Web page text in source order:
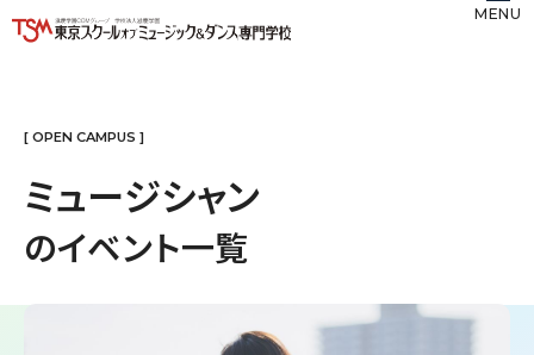
MENU
[ OPEN CAMPUS ]
ミュージシャン
のイベント一覧